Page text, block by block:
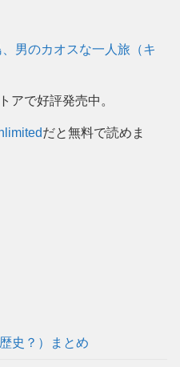
、男のカオスな一人旅（キ
アで好評発売中。
だと無料で読めま
史？）まとめ